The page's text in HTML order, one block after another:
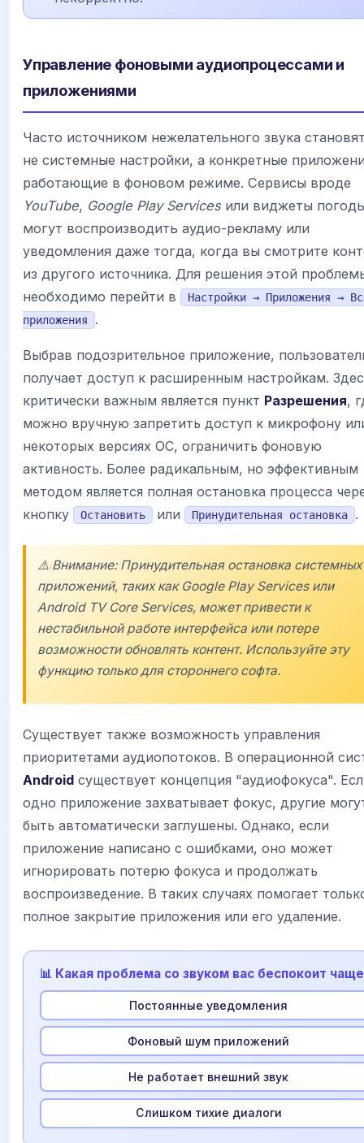
Управление фоновыми аудиопроцессами и
приложениями
Часто источником нежелательного звука
не системные настройки, а конкретные
работающие в фоновом режиме. Сервисы вроде
YouTube, Google Play Servicesили виджеты
могут воспроизводить аудио-рекламу или
уведомления даже тогда, когда вы смотрите
из другого источника. Для решения этой
необходимо перейти в
Настройки → Приложения →
приложения
.
Выбрав подозрительное приложение,
получает доступ к расширенным настройкам.
критически важным является пункт Разрешения,
можно вручную запретить доступ к микрофону
некоторых версиях ОС, ограничить фоновую
активность. Более радикальным, но эффективным
методом является полная остановка процесса
кнопку
Остановить или Принудительная остановка .
⚠️ Внимание: Принудительная остановка системных
приложений, таких как Google Play Servicesили
Android TV Core Services, может привести к
нестабильной работе интерфейса или потере
возможности обновлять контент. Используйте эту
функцию только для стороннего софта.
Существует также возможность управления
приоритетами аудиопотоков. В операционной
Android существует концепция "аудиофокуса".
одно приложение захватывает фокус, другие
быть автоматически заглушены. Однако, если
приложение написано с ошибками, оно может
игнорировать потерю фокуса и продолжать
воспроизведение. В таких случаях помогает
полное закрытие приложения или его удаление.
📊 Какая проблема со звуком вас беспокоит
Постоянные уведомления
Фоновый шум приложений
Не работает внешний звук
Слишком тихие диалоги